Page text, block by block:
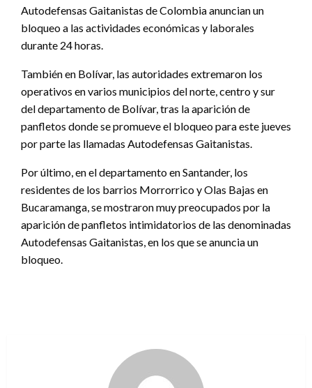
Autodefensas Gaitanistas de Colombia anuncian un
bloqueo a las actividades económicas y laborales
durante 24 horas.
También en Bolívar, las autoridades extremaron los
operativos en varios municipios del norte, centro y sur
del departamento de Bolívar, tras la aparición de
panfletos donde se promueve el bloqueo para este jueves
por parte las llamadas Autodefensas Gaitanistas.
Por último, en el departamento en Santander, los
residentes de los barrios Morrorrico y Olas Bajas en
Bucaramanga, se mostraron muy preocupados por la
aparición de panfletos intimidatorios de las denominadas
Autodefensas Gaitanistas, en los que se anuncia un
bloqueo.